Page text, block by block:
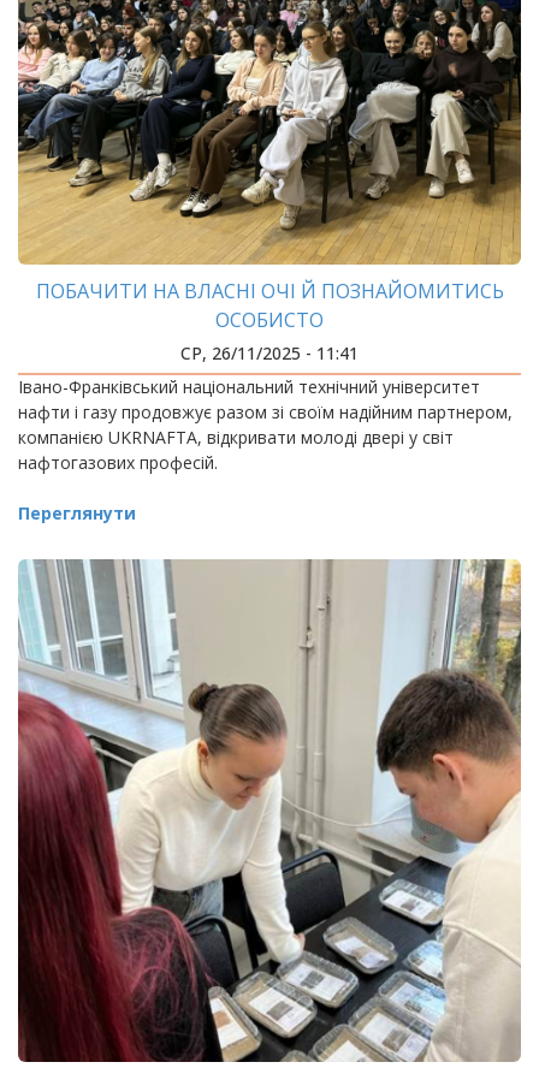
ПОБАЧИТИ НА ВЛАСНІ ОЧІ Й ПОЗНАЙОМИТИСЬ
ОСОБИСТО
СР, 26/11/2025 - 11:41
Івано-Франківський національний технічний університет
нафти і газу продовжує разом зі своїм надійним партнером,
компанією UKRNAFTA, відкривати молоді двері у світ
нафтогазових професій.
Переглянути